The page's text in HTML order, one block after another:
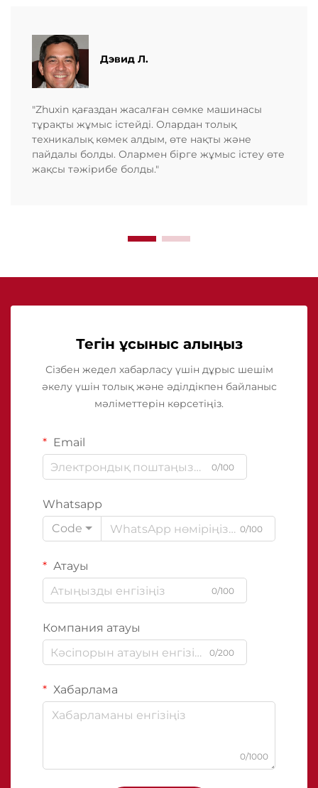
Дэвид Л.
"Zhuxin қағаздан жасалған сөмке машинасы
тұрақты жұмыс істейді. Олардан толық
техникалық көмек алдым, өте нақты және
пайдалы болды. Олармен бірге жұмыс істеу өте
жақсы тәжірибе болды."
Тегін ұсыныс алыңыз
Сізбен жедел хабарласу үшін дұрыс шешім
әкелу үшін толық және әділдікпен байланыс
мәліметтерін көрсетіңіз.
Email
0/100
Whatsapp
Code
0/100
Атауы
0/100
Компания атауы
0/200
Хабарлама
0/1000